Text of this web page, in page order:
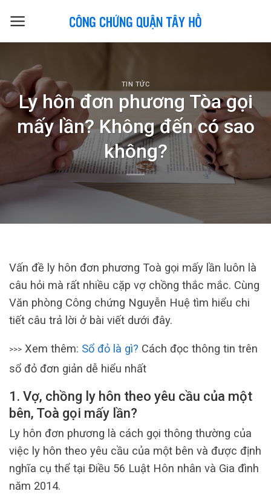
TIN TỨC
Ly hôn đơn phương Tòa gọi
mấy lần? Không đến có sao
không?
Vấn đề ly hôn đơn phương Toà gọi mấy lần luôn là
câu hỏi mà rất nhiều cặp vợ chồng thắc mắc. Cùng
Văn phòng Công chứng Nguyễn Huệ tìm hiểu chi
tiết câu trả lời ở bài viết dưới đây.
>>> Xem thêm: Sổ đỏ là gì? Cách đọc thông tin trên
sổ đỏ đơn giản dễ hiểu nhất
1. Vợ, chồng ly hôn theo yêu cầu của một
bên, Toà gọi mấy lần?
Ly hôn đơn phương là cách gọi thông thường của
việc ly hôn theo yêu cầu của một bên và được định
nghĩa cụ thể tại Điều 56 Luật Hôn nhân và Gia đình
năm 2014.